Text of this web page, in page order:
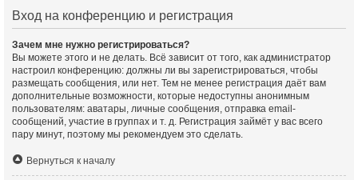
Вход на конференцию и регистрация
Зачем мне нужно регистрироваться?
Вы можете этого и не делать. Всё зависит от того, как администратор
настроил конференцию: должны ли вы зарегистрироваться, чтобы
размещать сообщения, или нет. Тем не менее регистрация даёт вам
дополнительные возможности, которые недоступны анонимным
пользователям: аватары, личные сообщения, отправка email-
сообщений, участие в группах и т. д. Регистрация займёт у вас всего
пару минут, поэтому мы рекомендуем это сделать.
Вернуться к началу